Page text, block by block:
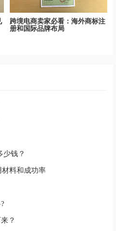
跨境电商卖家必看：海外商标注
册和国际品牌布局
少钱？
材料和成功率
？